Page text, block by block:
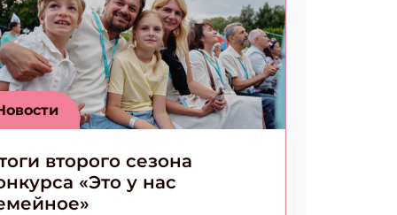
второго сезона
«Это у нас